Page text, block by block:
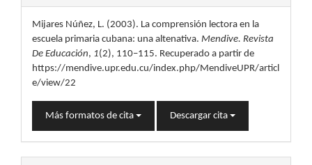
del
artículo
Mijares Núñez, L. (2003). La comprensión lectora en la
escuela primaria cubana: una altenativa. Mendive. Revista
De Educación, 1(2), 110–115. Recuperado a partir de
https://mendive.upr.edu.cu/index.php/MendiveUPR/articl
e/view/22
Más formatos de cita Descargar cita